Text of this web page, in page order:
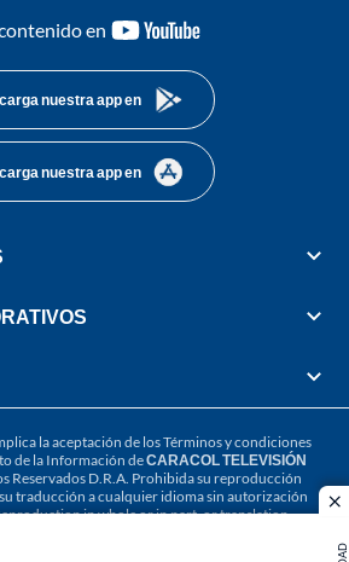
en
youtube-
nuestra app en
nuestra app en
la aceptación de losTérminos y condiciones
de la Información deCARACOL TELEVISIÓN
Reservados D.R.A. Prohibida su reproducción
traducción a cualquier idioma sin autorización
in whole or in part, or translation